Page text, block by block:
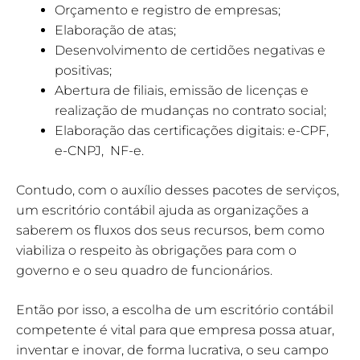
Orçamento e registro de empresas;
Elaboração de atas;
Desenvolvimento de certidões negativas e
positivas;
Abertura de filiais, emissão de licenças e
realização de mudanças no contrato social;
Elaboração das certificações digitais: e-CPF,
e-CNPJ, NF-e.
Contudo, com o auxílio desses pacotes de serviços,
um escritório contábil ajuda as organizações a
saberem os fluxos dos seus recursos, bem como
viabiliza o respeito às obrigações para com o
governo e o seu quadro de funcionários.
Então por isso, a escolha de um escritório contábil
competente é vital para que empresa possa atuar,
inventar e inovar, de forma lucrativa, o seu campo